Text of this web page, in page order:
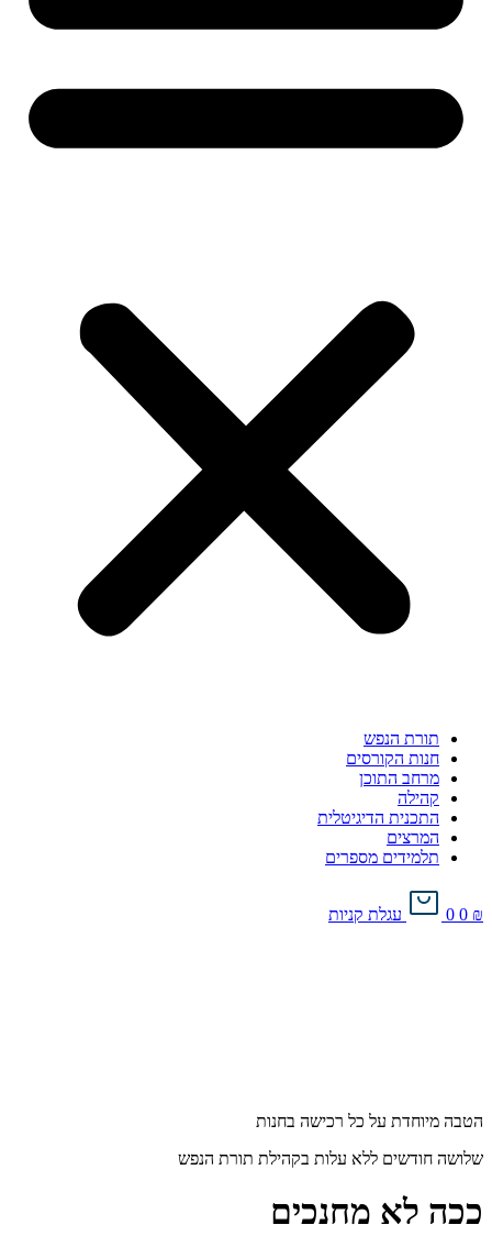
תורת הנפש
חנות הקורסים
מרחב התוכן
קהילה
התכנית הדיגיטלית
המרצים
תלמידים מספרים
0 ₪
0 עגלת קניות
הטבה מיוחדת על כל רכישה בחנות
שלושה חודשים ללא עלות בקהילת תורת הנפש
ככה לא מחנכים